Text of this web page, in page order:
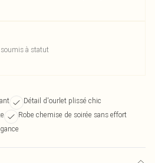
à statut
Détail d'ourlet plissé chic
Robe chemise de soirée sans effort